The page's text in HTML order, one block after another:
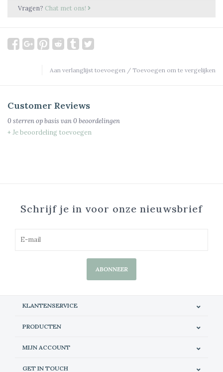
Vragen? Chat met ons!
Aan verlanglijst toevoegen / Toevoegen om te vergelijken
Customer Reviews
0 sterren op basis van0 beoordelingen
+ Je beoordeling toevoegen
Schrijf je in voor onze nieuwsbrief
ABONNEER
KLANTENSERVICE
PRODUCTEN
MIJN ACCOUNT
GET IN TOUCH